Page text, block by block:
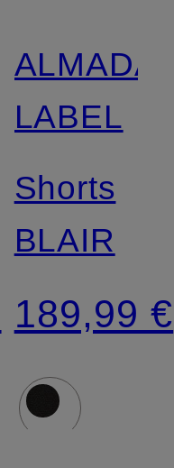
ALMADA
LABEL
Shorts
BLAIR
189,99 €